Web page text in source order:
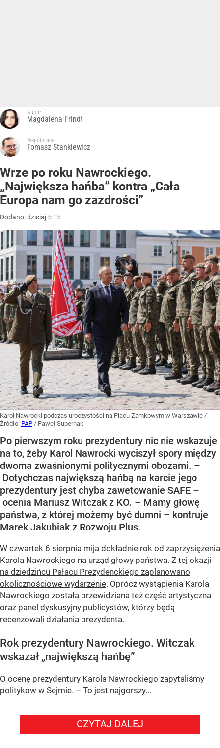
Autor:
Magdalena Frindt
Współpraca:
Tomasz Stankiewicz
Wrze po roku Nawrockiego.
„Największa hańba” kontra „Cała
Europa nam go zazdrości”
Dodano:dzisiaj 5:15
Karol Nawrocki podczas uroczystości na Placu Zamkowym w Warszawie /
Źródło: PAP / Paweł Supernak
Po pierwszym roku prezydentury nic nie wskazuje
na to, żeby Karol Nawrocki wyciszył spory między
dwoma zwaśnionymi politycznymi obozami. –
Dotychczas największą hańbą na karcie jego
prezydentury jest chyba zawetowanie SAFE –
ocenia Mariusz Witczak z KO. – Mamy głowę
państwa, z której możemy być dumni – kontruje
Marek Jakubiak z Rozwoju Plus.
W czwartek 6 sierpnia mija dokładnie rok od zaprzysiężenia
Karola Nawrockiego na urząd głowy państwa. Z tej okazji
na dziedzińcu Pałacu Prezydenckiego zaplanowano
okolicznościowe wydarzenie. Oprócz wystąpienia Karola
Nawrockiego została przewidziana też część artystyczna
oraz panel dyskusyjny publicystów, którzy będą
recenzowali działania prezydenta.
Rok prezydentury Nawrockiego. Witczak
wskazał „największą hańbę”
O ocenę prezydentury Karola Nawrockiego zapytaliśmy
polityków w Sejmie. – To jest najgorszy...
CZYTAJ DALEJ